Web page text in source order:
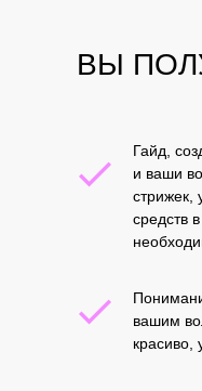
ВЫ
Гайд,
и ваши
стрижек,
средств
вашим
красиво,